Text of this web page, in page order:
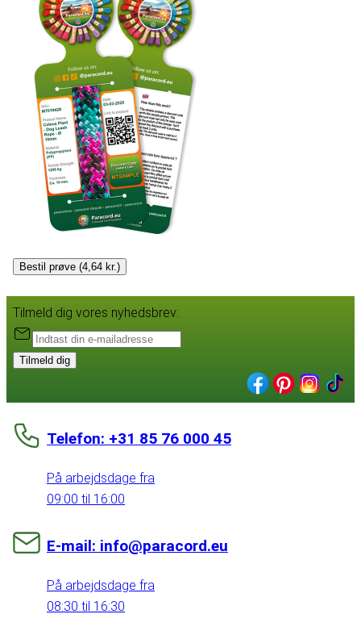
Bestil prøve (4,64 kr.)
Tilmeld dig vores nyhedsbrev:
Tilmeld dig
Telefon: +31 85 76 000 45
På arbejdsdage fra
09:00 til 16:00
E-mail: info@paracord.eu
På arbejdsdage fra
08:30 til 16:30